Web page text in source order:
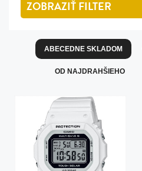
ZOBRAZIŤFILTER
ABECEDNE SKLADOM
OD NAJDRAHŠIEHO